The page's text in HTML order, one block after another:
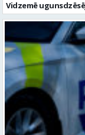
Vidzemē